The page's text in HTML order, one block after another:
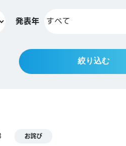
発表年
絞り込む
お詫び